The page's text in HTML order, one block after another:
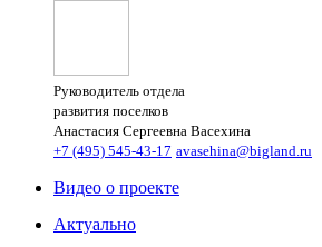
Руководитель отдела
развития поселков
Анастасия Сергеевна Васехина
+7 (495) 545-43-17 avasehina@bigland.ru
Видео о проекте
Актуально